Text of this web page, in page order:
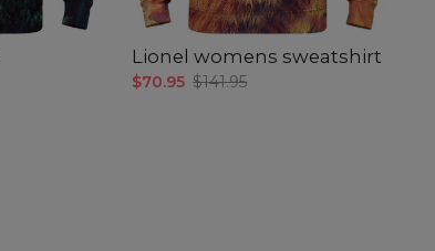
Lionel womens sweatshirt
$70.95 $141.95